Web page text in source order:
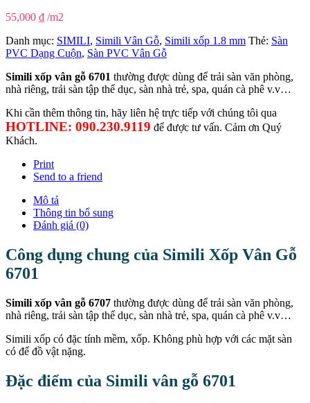
55,000 ₫ /m2
Danh mục: SIMILI, Simili Vân Gỗ, Simili xốp 1.8 mm Thẻ: Sàn
PVC Dạng Cuộn, Sàn PVC Vân Gỗ
Simili xốp vân gỗ 6701 thường được dùng để trải sàn văn phòng,
nhà riêng, trải sàn tập thể dục, sàn nhà trẻ, spa, quán cà phê v.v…
Khi cần thêm thông tin, hãy liên hệ trực tiếp với chúng tôi qua
HOTLINE: 090.230.9119 để được tư vấn. Cảm ơn Quý
Khách.
Print
Send to a friend
Mô tả
Thông tin bổ sung
Đánh giá (0)
Công dụng chung của Simili Xốp Vân Gỗ
6701
Simili xốp vân gỗ 6707 thường được dùng để trải sàn văn phòng,
nhà riêng, trải sàn tập thể dục, sàn nhà trẻ, spa, quán cà phê v.v…
Simili xốp có đặc tính mềm, xốp. Không phù hợp với các mặt sàn
có để đồ vật nặng.
Đặc điểm của Simili vân gỗ 6701